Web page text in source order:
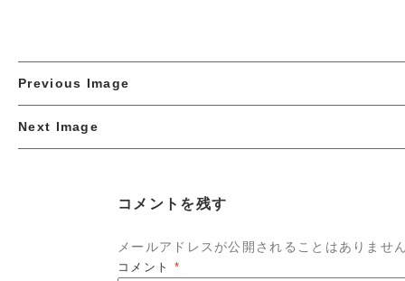
Previous Image
Next Image
コメントを残す
メールアドレスが公開されることはありませ
コメント *